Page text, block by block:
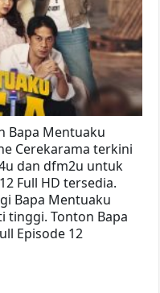
Bapa Mentuaku
Cerekarama terkini
dan dfm2u untuk
Full HD tersedia.
Bapa Mentuaku
tinggi. Tonton Bapa
Episode 12